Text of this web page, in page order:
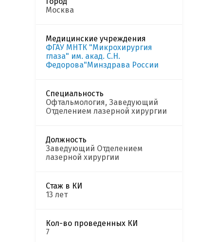
Москва
Медицинские учреждения
ФГАУ МНТК "Микрохирургия
глаза" им. акад. С.Н.
Федорова"Минздрава России
Специальность
Офтальмология, Заведующий
Отделением лазерной хирургии
Должность
Заведующий Отделением
лазерной хирургии
Стаж в КИ
13 лет
Кол-во проведенных КИ
7